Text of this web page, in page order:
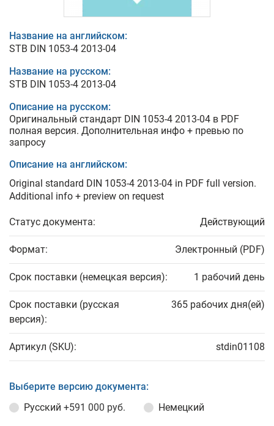
Название на английском:
STB DIN 1053-4 2013-04
Название на русском:
STB DIN 1053-4 2013-04
Описание на русском:
Оригинальный стандарт DIN 1053-4 2013-04 в PDF
полная версия. Дополнительная инфо + превью по
запросу
Описание на английском:
Original standard DIN 1053-4 2013-04 in PDF full version.
Additional info + preview on request
Статус документа: Действующий
Формат: Электронный (PDF)
Срок поставки (немецкая версия): 1 рабочий день
Срок поставки (русская
версия):
365 рабочих дня(ей)
Артикул (SKU): stdin01108
Выберите версию документа:
Русский +591 000 руб. Немецкий